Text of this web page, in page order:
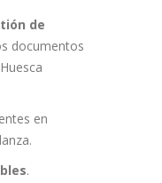
de
documentos
en
.